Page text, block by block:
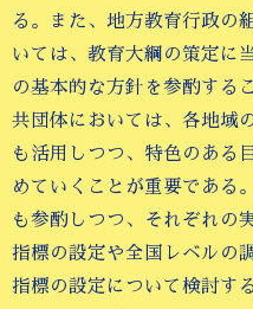
る。また、地方教育行政の
いては、教育大綱の策定に
の基本的な方針を参酌する
共団体においては、各地域
も活用しつつ、特色のある
めていくことが重要である
も参酌しつつ、それぞれの
指標の設定や全国レベルの
指標の設定について検討す